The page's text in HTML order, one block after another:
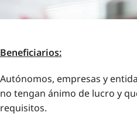
Beneficiarios:
Autónomos, empresas y
no tengan ánimo de lucro y
requisitos.